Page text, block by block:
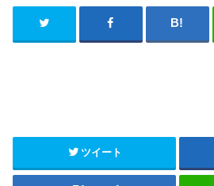
ツイート